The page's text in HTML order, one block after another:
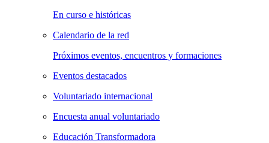
En curso e históricas
Calendario de la red
Próximos eventos, encuentros y formaciones
Eventos destacados
Voluntariado internacional
Encuesta anual voluntariado
Educación Transformadora